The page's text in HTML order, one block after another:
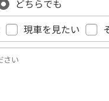
どちらでも
現車を見たい